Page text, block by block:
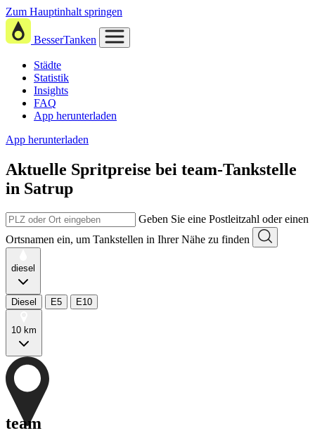
Zum Hauptinhalt springen
BesserTanken
Städte
Statistik
Insights
FAQ
App herunterladen
App herunterladen
Aktuelle Spritpreise bei team-Tankstelle
in Satrup
Geben Sie eine Postleitzahl oder einen
Ortsnamen ein, um Tankstellen in Ihrer Nähe zu finden
diesel
Diesel E5 E10
10 km
team